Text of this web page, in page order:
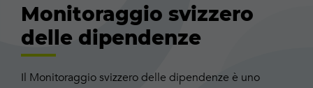
Monitoraggio svizzero
delle dipendenze
Il Monitoraggio svizzero delle dipendenze è uno